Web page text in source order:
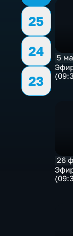
25
24
23
5
26